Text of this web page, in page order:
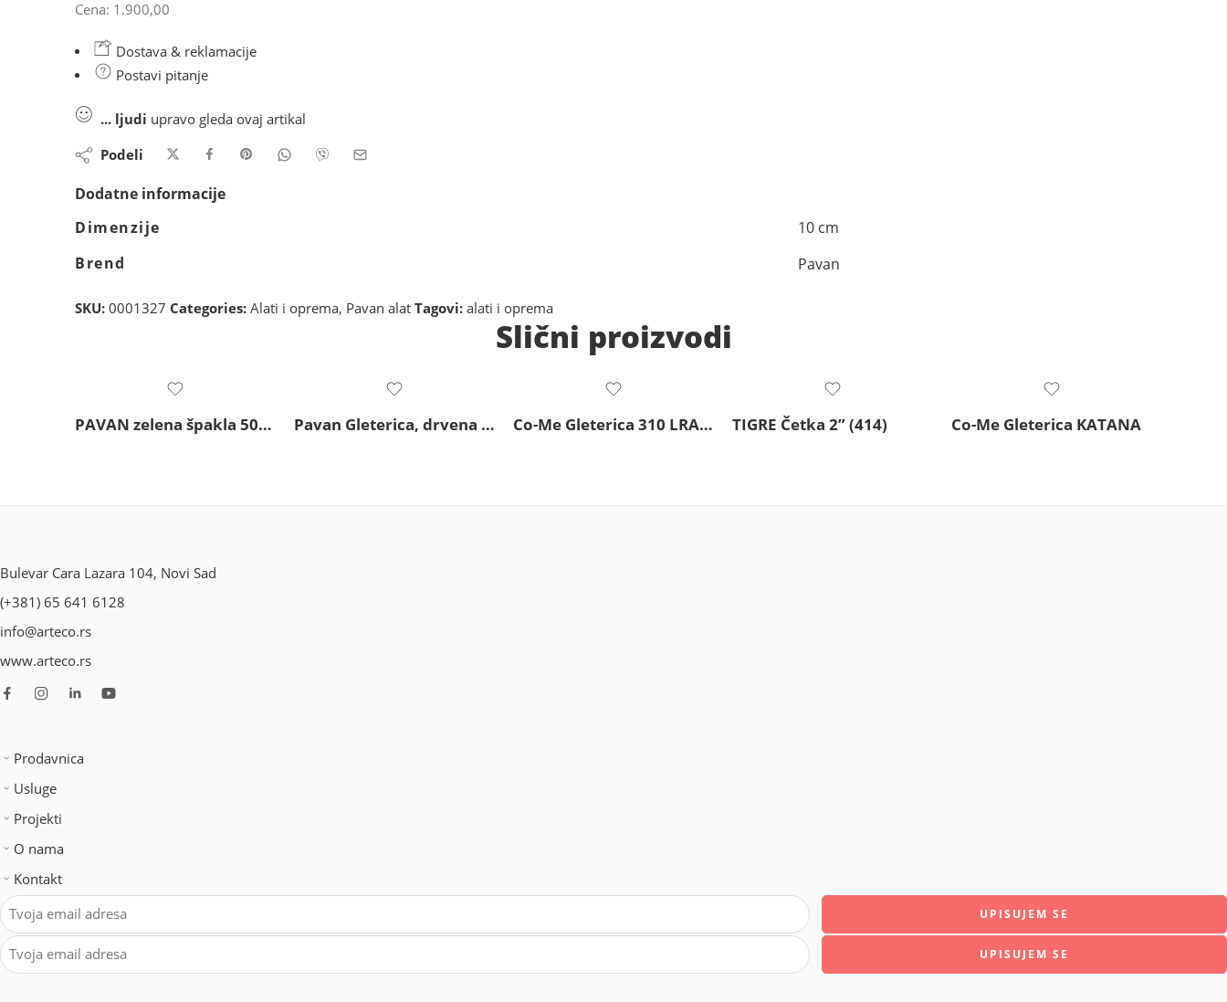
Cena: 1.900,00
Dostava & reklamacije
Postavi pitanje
... ljudi upravo gleda ovaj artikal
Podeli
Dodatne informacije
Dimenzije
10 cm
Brend
Pavan
SKU: 0001327 Categories: Alati i oprema, Pavan alat Tagovi: alati i oprema
Slični proizvodi
PAVAN zelena špakla 504/I 80mm Pavan Gleterica, drvena drska, 825/I 200x80x0,6mm Co-Me Gleterica 310 LRA 280x140x0,6mm TIGRE Četka 2” (414) Co-Me Gleterica KATANA
Bulevar Cara Lazara 104, Novi Sad
(+381) 65 641 6128
info@arteco.rs
www.arteco.rs
Prodavnica
Usluge
Projekti
O nama
Kontakt